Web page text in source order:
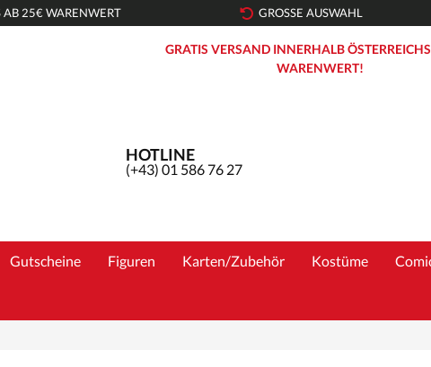
AB 25€ WARENWERT GROSSE AUSWAHL
GRATIS VERSAND INNERHALB
WARENWERT!
HOTLINE
(+43) 01 586 76 27
Gutscheine Figuren Karten/Zubehör Kostüme